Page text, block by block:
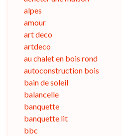
alpes
amour
art deco
artdeco
au chalet en bois rond
autoconstruction bois
bain de soleil
balancelle
banquette
banquette lit
bbc